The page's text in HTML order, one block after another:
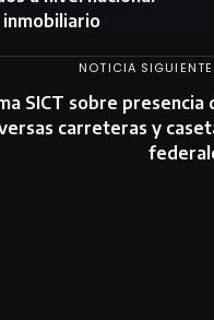
NOTICIA SIGUIENTE
SICT sobre presencia
carreteras y